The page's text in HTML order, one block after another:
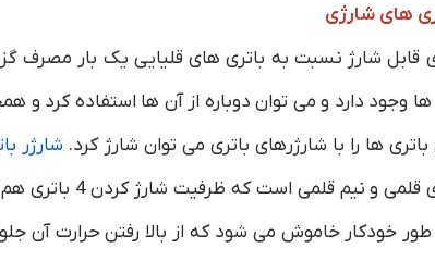
های شارژی
قابل شارژ نسبت به باتری های قلیایی یک بار
وجود دارد و می توان دوباره از آن ها استفاده کرد
ها را با شارژرهای باتری می توان شارژ کرد. شارژر
باتری های قلمی و